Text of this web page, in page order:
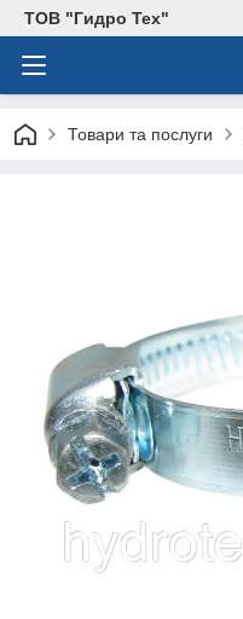
ТОВ "Гидро Тех"
Товари та послуги